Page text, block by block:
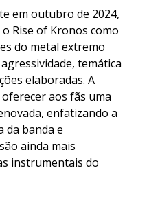
em outubro de 2024,
Rise of Kronos como
do metal extremo
temática
elaboradas. A
aos fãs uma
enfatizando a
da banda e
ainda mais
instrumentais do